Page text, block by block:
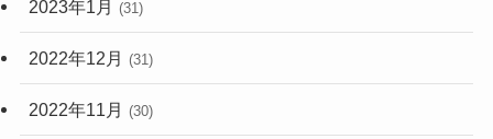
2023年1月 (31)
2022年12月 (31)
2022年11月 (30)